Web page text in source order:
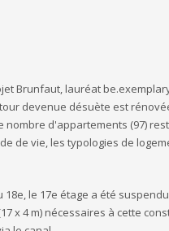
Brunfaut, lauréat
devenue désuète est
nombre d'appartements (97)
de vie, les typologies de
le 17e étage a été
x 4 m) nécessaires à cette